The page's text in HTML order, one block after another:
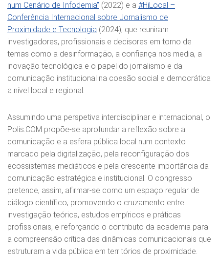
num Cenário de Infodemia” (2022) e a #HiLocal –
Conferência Internacional sobre Jornalismo de
Proximidade e Tecnologia (2024), que reuniram
investigadores, profissionais e decisores em torno de
temas como a desinformação, a confiança nos media, a
inovação tecnológica e o papel do jornalismo e da
comunicação institucional na coesão social e democrática
a nível local e regional.
Assumindo uma perspetiva interdisciplinar e internacional, o
Polis.COM propõe-se aprofundar a reflexão sobre a
comunicação e a esfera pública local num contexto
marcado pela digitalização, pela reconfiguração dos
ecossistemas mediáticos e pela crescente importância da
comunicação estratégica e institucional. O congresso
pretende, assim, afirmar-se como um espaço regular de
diálogo científico, promovendo o cruzamento entre
investigação teórica, estudos empíricos e práticas
profissionais, e reforçando o contributo da academia para
a compreensão crítica das dinâmicas comunicacionais que
estruturam a vida pública em territórios de proximidade.